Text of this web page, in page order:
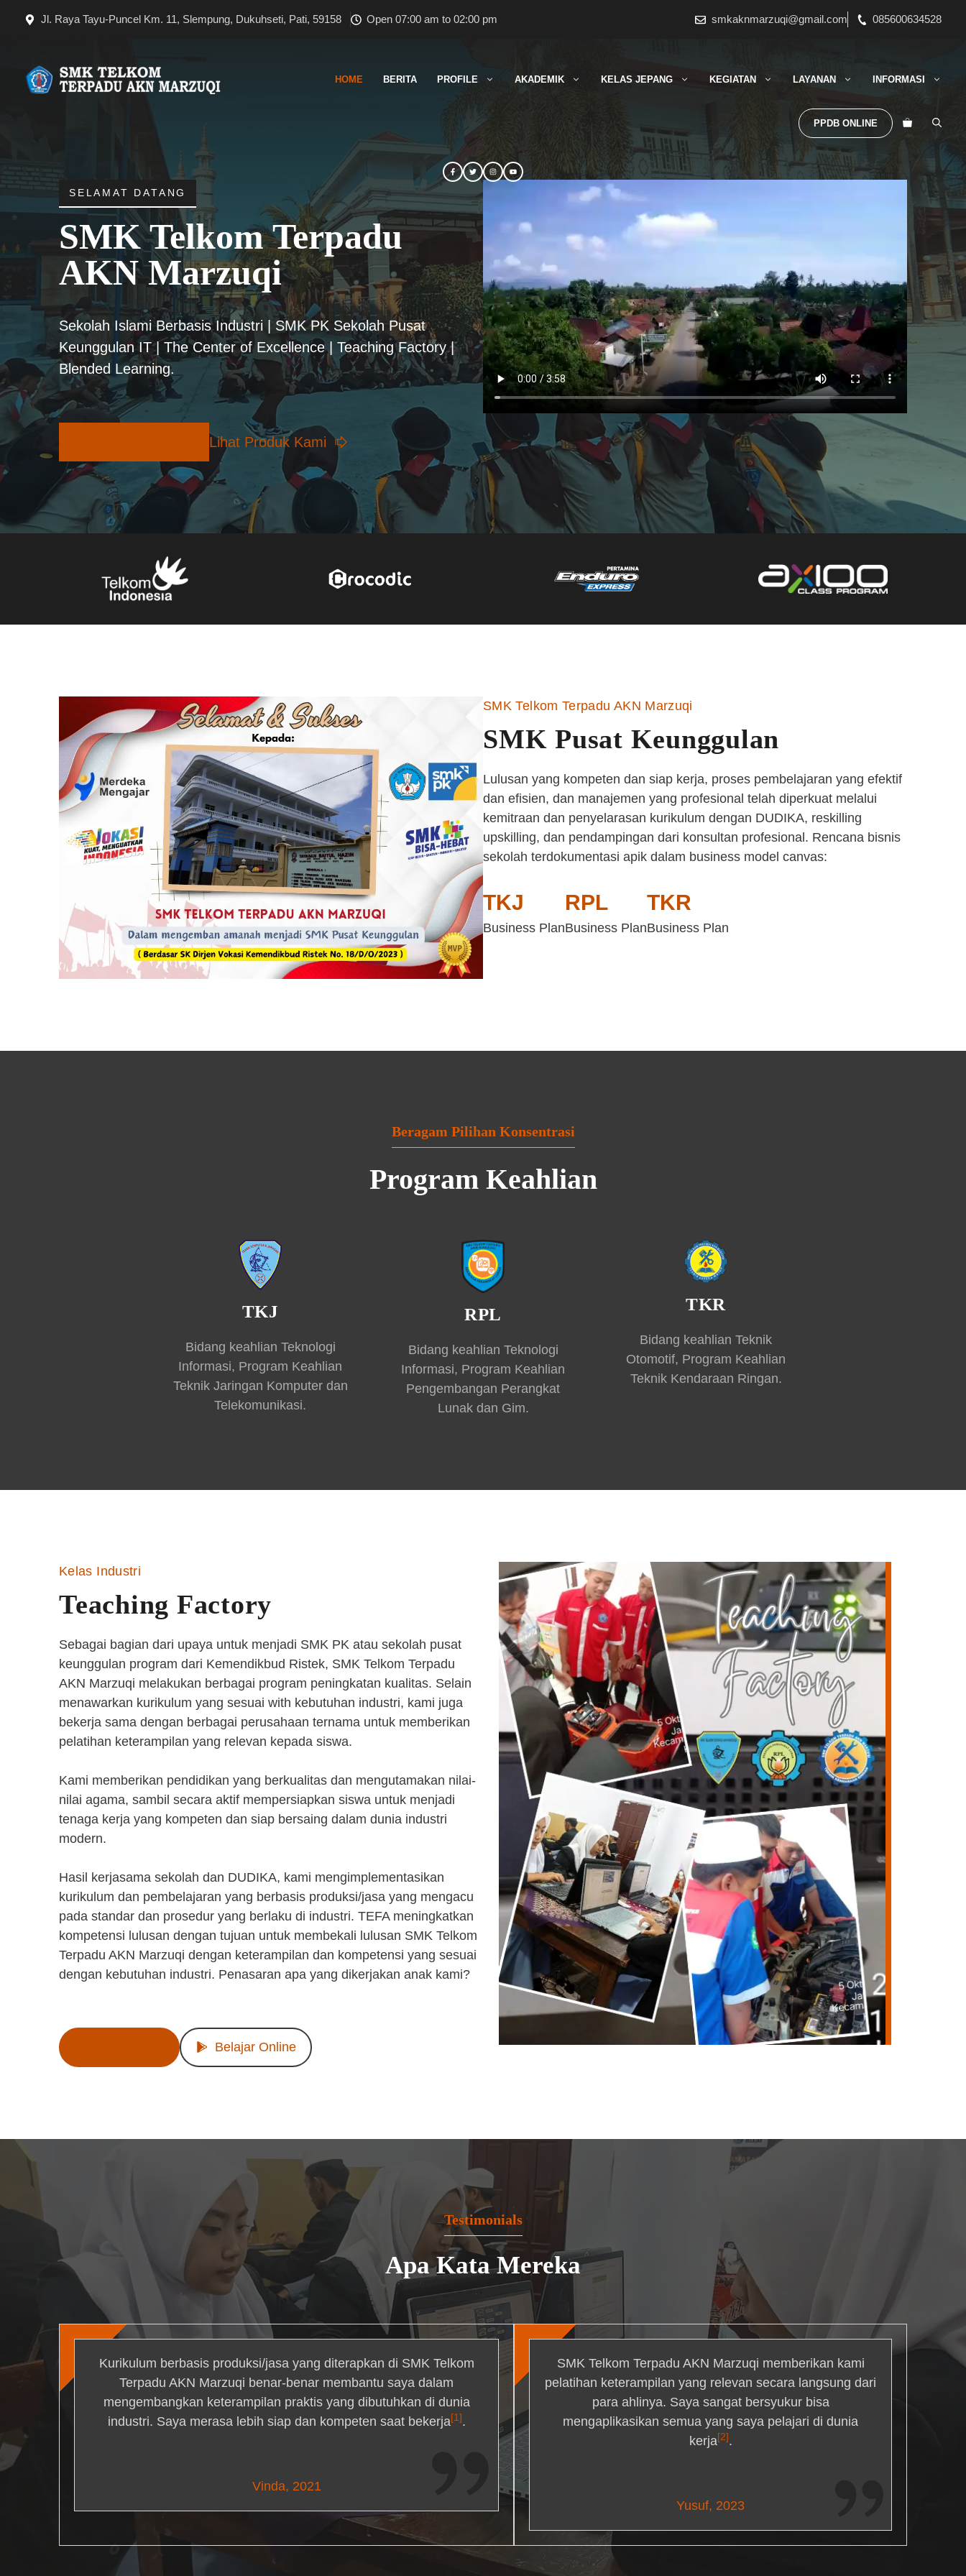
Jl. Raya Tayu-Puncel Km. 11, Slempung, Dukuhseti, Pati, 59158 Open 07:00 am to 02:00 pm smkaknmarzuqi@gmail.com 085600634528
HOME BERITA PROFILE AKADEMIK KELAS JEPANG KEGIATAN LAYANAN INFORMASI
PPDB ONLINE
SELAMAT DATANG
SMK Telkom Terpadu
AKN Marzuqi
Sekolah Islami Berbasis Industri | SMK PK Sekolah Pusat
Keunggulan IT | The Center of Excellence | Teaching Factory |
Blended Learning.
Lihat Produk Kami
SMK Telkom Terpadu AKN Marzuqi
SMK Pusat Keunggulan
Lulusan yang kompeten dan siap kerja, proses pembelajaran yang efektif
dan efisien, dan manajemen yang profesional telah diperkuat melalui
kemitraan dan penyelarasan kurikulum dengan DUDIKA, reskilling
upskilling, dan pendampingan dari konsultan profesional. Rencana bisnis
sekolah terdokumentasi apik dalam business model canvas:
TKJ
Business Plan
RPL
Business Plan
TKR
Business Plan
Beragam Pilihan Konsentrasi
Program Keahlian
TKJ
Bidang keahlian Teknologi
Informasi, Program Keahlian
Teknik Jaringan Komputer dan
Telekomunikasi.
RPL
Bidang keahlian Teknologi
Informasi, Program Keahlian
Pengembangan Perangkat
Lunak dan Gim.
TKR
Bidang keahlian Teknik
Otomotif, Program Keahlian
Teknik Kendaraan Ringan.
Kelas Industri
Teaching Factory
Sebagai bagian dari upaya untuk menjadi SMK PK atau sekolah pusat
keunggulan program dari Kemendikbud Ristek, SMK Telkom Terpadu
AKN Marzuqi melakukan berbagai program peningkatan kualitas. Selain
menawarkan kurikulum yang sesuai with kebutuhan industri, kami juga
bekerja sama dengan berbagai perusahaan ternama untuk memberikan
pelatihan keterampilan yang relevan kepada siswa.
Kami memberikan pendidikan yang berkualitas dan mengutamakan nilai-
nilai agama, sambil secara aktif mempersiapkan siswa untuk menjadi
tenaga kerja yang kompeten dan siap bersaing dalam dunia industri
modern.
Hasil kerjasama sekolah dan DUDIKA, kami mengimplementasikan
kurikulum dan pembelajaran yang berbasis produksi/jasa yang mengacu
pada standar dan prosedur yang berlaku di industri. TEFA meningkatkan
kompetensi lulusan dengan tujuan untuk membekali lulusan SMK Telkom
Terpadu AKN Marzuqi dengan keterampilan dan kompetensi yang sesuai
dengan kebutuhan industri. Penasaran apa yang dikerjakan anak kami?
Belajar Online
Testimonials
Apa Kata Mereka
Kurikulum berbasis produksi/jasa yang diterapkan di SMK Telkom
Terpadu AKN Marzuqi benar-benar membantu saya dalam
mengembangkan keterampilan praktis yang dibutuhkan di dunia
industri. Saya merasa lebih siap dan kompeten saat bekerja[1].
Vinda, 2021
SMK Telkom Terpadu AKN Marzuqi memberikan kami
pelatihan keterampilan yang relevan secara langsung dari
para ahlinya. Saya sangat bersyukur bisa
mengaplikasikan semua yang saya pelajari di dunia
kerja[2].
Yusuf, 2023